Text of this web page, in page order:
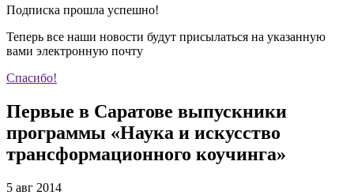
Подписка прошла успешно!
Теперь все наши новости будут присылаться на указанную
вами электронную почту
Спасибо!
Первые в Саратове выпускники
программы «Наука и искусство
трансформационного коучинга»
5 авг 2014